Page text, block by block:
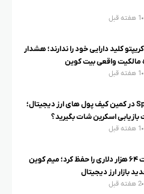
1 هفته قبل
کریپتو کلید دارایی خود را ندارند؛ هشدار
مالکیت واقعی بیت کوین
1 هفته قبل
بدافزار SparkKitty در کمین کیف پول های ارز دیجیتال؛
بازیابی اسکرین شات بگیرید؟
1 هفته قبل
بیت کوین حمایت ۶۴ هزار دلاری را حفظ کرد؛ میم کوین
بازار ارز دیجیتال
2 هفته قبل